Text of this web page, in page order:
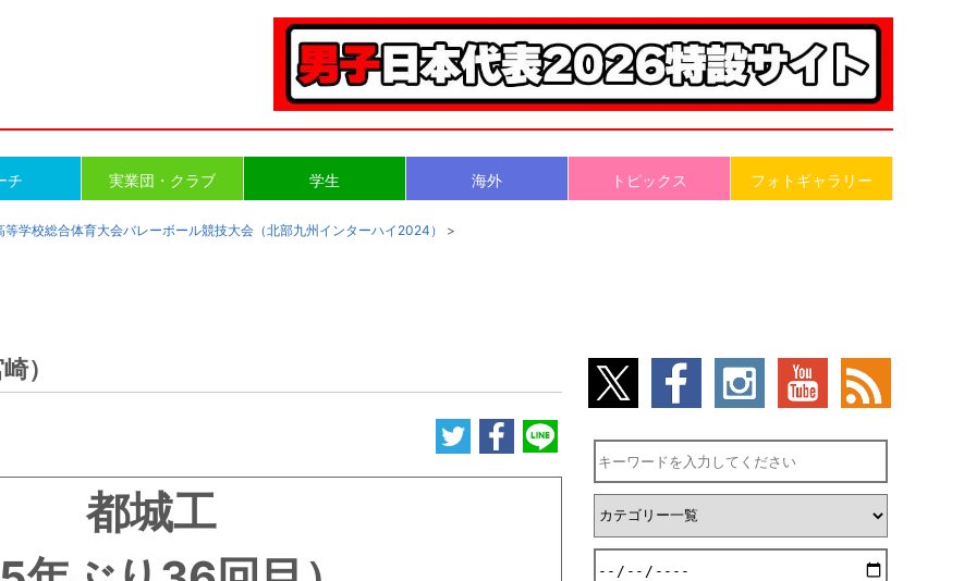
チ 実業団・クラブ 学生 海外 トピックス フォトギャラリー
学校総合体育大会バレーボール競技大会（北部九州インターハイ2024） >
）
都城工